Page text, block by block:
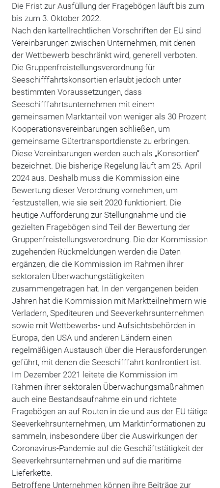
Die Frist zur Ausfüllung der Fragebögen läuft bis zum
bis zum 3. Oktober 2022.
Nach den kartellrechtlichen Vorschriften der EU sind
Vereinbarungen zwischen Unternehmen, mit denen
der Wettbewerb beschränkt wird, generell verboten.
Die Gruppenfreistellungsverordnung für
Seeschifffahrtskonsortien erlaubt jedoch unter
bestimmten Voraussetzungen, dass
Seeschifffahrtsunternehmen mit einem
gemeinsamen Marktanteil von weniger als 30 Prozent
Kooperationsvereinbarungen schließen, um
gemeinsame Gütertransportdienste zu erbringen.
Diese Vereinbarungen werden auch als „Konsortien“
bezeichnet. Die bisherige Regelung läuft am 25. April
2024 aus. Deshalb muss die Kommission eine
Bewertung dieser Verordnung vornehmen, um
festzustellen, wie sie seit 2020 funktioniert. Die
heutige Aufforderung zur Stellungnahme und die
gezielten Fragebögen sind Teil der Bewertung der
Gruppenfreistellungsverordnung. Die der Kommission
zugehenden Rückmeldungen werden die Daten
ergänzen, die die Kommission im Rahmen ihrer
sektoralen Überwachungstätigkeiten
zusammengetragen hat. In den vergangenen beiden
Jahren hat die Kommission mit Marktteilnehmern wie
Verladern, Spediteuren und Seeverkehrsunternehmen
sowie mit Wettbewerbs- und Aufsichtsbehörden in
Europa, den USA und anderen Ländern einen
regelmäßigen Austausch über die Herausforderungen
geführt, mit denen die Seeschifffahrt konfrontiert ist.
Im Dezember 2021 leitete die Kommission im
Rahmen ihrer sektoralen Überwachungsmaßnahmen
auch eine Bestandsaufnahme ein und richtete
Fragebögen an auf Routen in die und aus der EU tätige
Seeverkehrsunternehmen, um Marktinformationen zu
sammeln, insbesondere über die Auswirkungen der
Coronavirus-Pandemie auf die Geschäftstätigkeit der
Seeverkehrsunternehmen und auf die maritime
Lieferkette.
Betroffene Unternehmen können ihre Beiträge zur